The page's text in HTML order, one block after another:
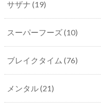
サザナ (19)
スーパーフーズ(10)
ブレイクタイム (76)
メンタル(21)